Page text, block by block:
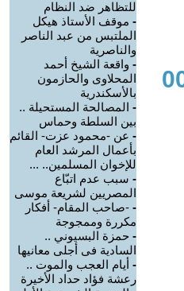
/ 10 / 10 - 00:4
للتظاهر ضد النظام
- موقف الأستاذ هيكل
الملتبس من عبد الناصر
والناصرية
- واقعة الشيخ أحمد
المحلاوى والحازمون
بالأسكندرية
- المصالحة المستحيلة ..
بين السلطة وحماس
- عن -محمود عزت- القائم
بأعمال المرشد العام
للإخوان المسلمين.. ...
- سبب عدم اتبّاع
المصريين لشريعة موسى
- -صاحب المقام- أفكار
مكررة وممجوجة
- حمزة البسيوني ..
السادية فى أجلى معانيها
- أيام العجب والموت ..
رعشة فؤاد حداد الأخيرة